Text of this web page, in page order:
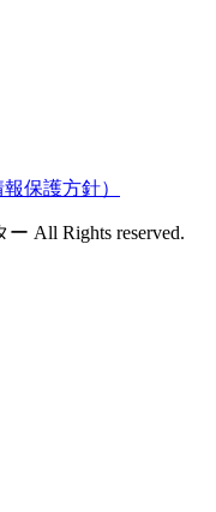
保護方針）
All Rights reserved.